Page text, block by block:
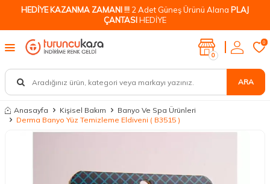
HEDİYE KAZANMA ZAMANI !!! 2 Adet Güneş Ürünü Alana PLAJ
ÇANTASIHEDİYE
ARA
0
0
Anasayfa Kişisel Bakım
Banyo Ve Spa Ürünleri
Derma Banyo Yüz Temizleme Eldiveni ( B3515 )